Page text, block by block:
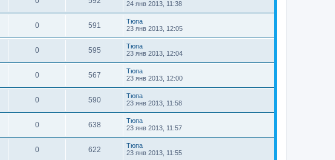
24 янв 2013, 11:38
0 591
Тюпа
23 янв 2013, 12:05
0 595
Тюпа
23 янв 2013, 12:04
0 567
Тюпа
23 янв 2013, 12:00
0 590
Тюпа
23 янв 2013, 11:58
0 638
Тюпа
23 янв 2013, 11:57
0 622
Тюпа
23 янв 2013, 11:55